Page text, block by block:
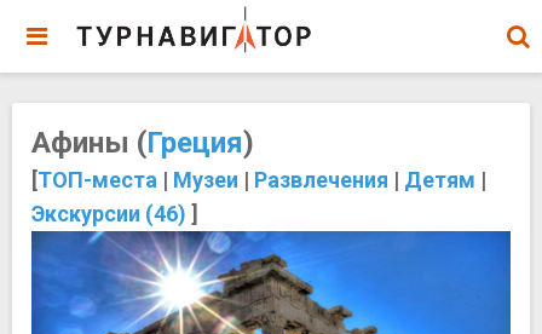
Афины (Греция)
[ТОП-места | Музеи | Развлечения | Детям |
Экскурсии (46) ]